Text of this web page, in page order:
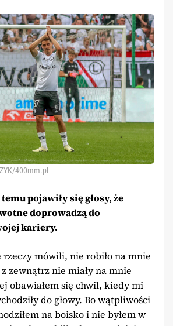
400mm.pl
pojawiły się głosy, że
doprowadzą do
kariery.
mówili, nie robiło na mnie
zewnątrz nie miały na mnie
obawiałem się chwil, kiedy mi
do głowy. Bo wątpliwości
na boisko i nie byłem w